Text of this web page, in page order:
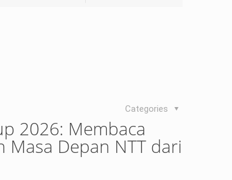
Categories
2026: Membaca
Masa Depan NTT dari